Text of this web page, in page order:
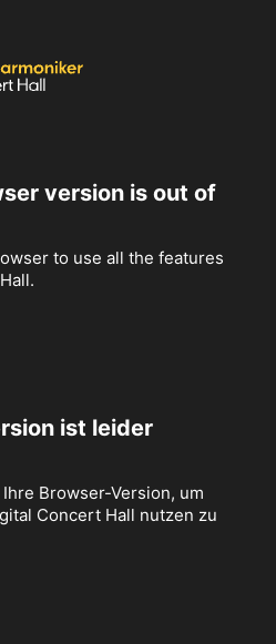
version is out of
to use all the features
ist leider
Browser-Version, um
Concert Hall nutzen zu